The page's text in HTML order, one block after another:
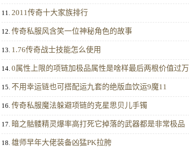
11. 2011传奇十大家族排行
12. 传奇私服风含笑一位神秘角色的故事
13. 1.76传奇战士技能怎么使用
14. 0属性上限的项链加极品属性是啥样最后两根价值过万
15. 不用幸运链也可搭配运九套的绝版血饮运9魔11
16. 传奇私服魔法躲避项链的克星思贝儿手镯
17. 暗之骷髅精灵爆率高打死它掉落的武器都是非常极品
18. 雄师早年大佬装备凶猛PK拉胯